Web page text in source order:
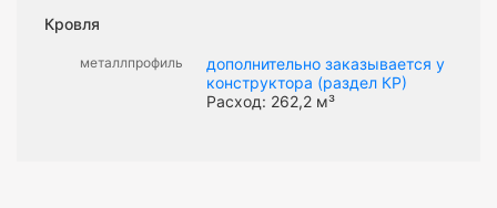
Кровля
металлпрофиль
дополнительно заказывается у
конструктора (раздел КР)
Расход: 262,2 м³